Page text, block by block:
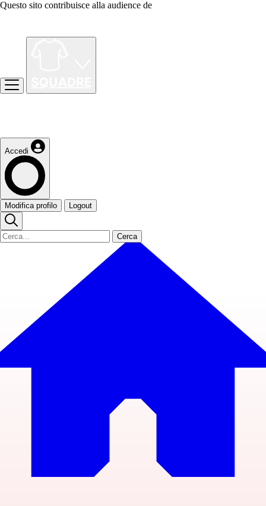
Questo sito contribuisce alla audience de
Accedi
Modifica profilo Logout
Cerca